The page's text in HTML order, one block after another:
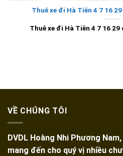
Thuê xe đi Hà Tiên 4 7 16
Thuê xe đi Hà Tiên 4 7 16
VỀ CHÚNG TÔI
DVDL Hoàng Nhi Phương
mang đến cho quý vị nhiều